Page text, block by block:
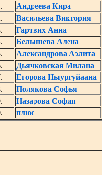
Андреева Кира
Васильева Виктория
Гартвих Анна
Белышева Алена
Александрова Аэлита
Дьячковская Милана
Егорова Ныургуйаана
Полякова Софья
Назарова София
плюс